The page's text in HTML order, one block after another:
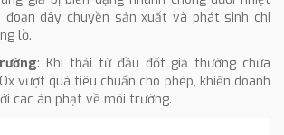
đoạn dây chuyền sản xuất và phát sinh chi
lồ.
: Khí thải từ đầu đốt giả thường chứa
vượt quá tiêu chuẩn cho phép, khiến doanh
các án phạt về môi trường.